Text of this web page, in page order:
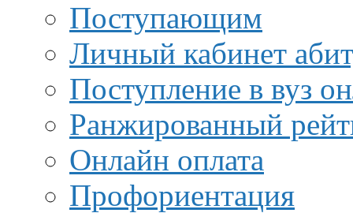
Поступающим
Личный кабинет
Поступление в вуз
Ранжированный
Онлайн оплата
Профориентация